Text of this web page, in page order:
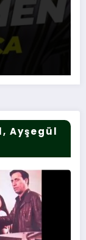
Ayşegül